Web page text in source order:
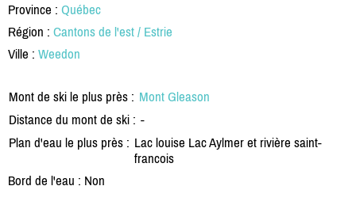
Province : Québec
Région : Cantons de l'est / Estrie
Ville : Weedon
Mont de ski le plus près : Mont Gleason
Distance du mont de ski : -
Plan d'eau le plus près : Lac louise Lac Aylmer et rivière saint-
francois
Bord de l'eau : Non